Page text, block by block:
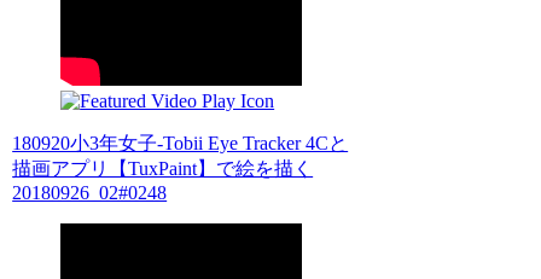
180920小3年女子-Tobii Eye Tracker 4Cと
描画アプリ【TuxPaint】で絵を描く
20180926_02#0248